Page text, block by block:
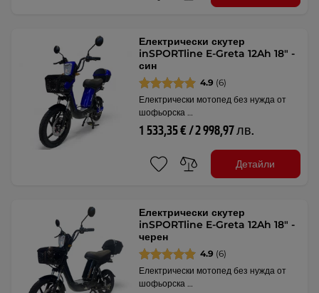
Електрически скутер
inSPORTline E-Greta 12Ah 18" -
син
4.9 (6)
Електрически мотопед без нужда от
шофьорска …
1 533,35 € / 2 998,97 лв.
Детайли
Електрически скутер
inSPORTline E-Greta 12Ah 18" -
черен
4.9 (6)
Електрически мотопед без нужда от
шофьорска …